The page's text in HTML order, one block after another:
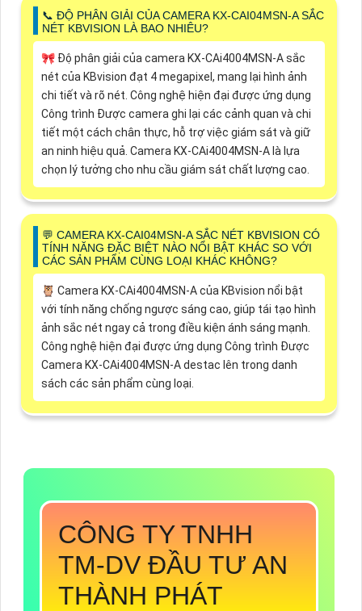
📞 ĐỘ PHÂN GIẢI CỦA CAMERA KX-CAI04MSN-A SẮC
NÉT KBVISION LÀ BAO NHIÊU?
🎀 Độ phân giải của camera KX-CAi4004MSN-A sắc
nét của KBvision đạt 4 megapixel, mang lại hình ảnh
chi tiết và rõ nét. Công nghệ hiện đại được ứng dụng
Công trình Được camera ghi lại các cảnh quan và chi
tiết một cách chân thực, hỗ trợ việc giám sát và giữ
an ninh hiệu quả. Camera KX-CAi4004MSN-A là lựa
chọn lý tưởng cho nhu cầu giám sát chất lượng cao.
️💬 CAMERA KX-CAI04MSN-A SẮC NÉT KBVISION CÓ
TÍNH NĂNG ĐẶC BIỆT NÀO NỔI BẬT KHÁC SO VỚI
CÁC SẢN PHẨM CÙNG LOẠI KHÁC KHÔNG?
🦉 Camera KX-CAi4004MSN-A của KBvision nổi bật
với tính năng chống ngược sáng cao, giúp tái tạo hình
ảnh sắc nét ngay cả trong điều kiện ánh sáng mạnh.
Công nghệ hiện đại được ứng dụng Công trình Được
Camera KX-CAi4004MSN-A destac lên trong danh
sách các sản phẩm cùng loại.
CÔNG TY TNHH
TM-DV ĐẦU TƯ AN
THÀNH PHÁT